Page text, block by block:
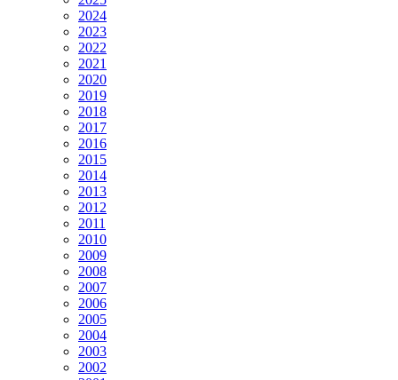
2024
2023
2022
2021
2020
2019
2018
2017
2016
2015
2014
2013
2012
2011
2010
2009
2008
2007
2006
2005
2004
2003
2002